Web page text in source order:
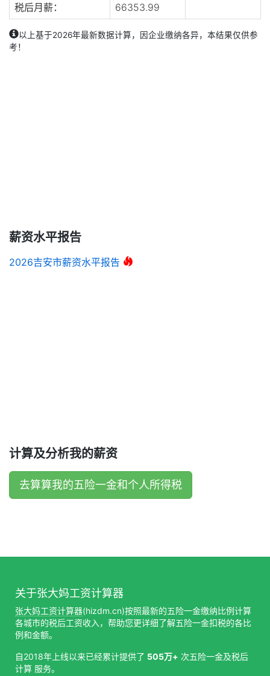
税后月薪：
66353.99
以上基于2026年最新数据计算，因企业缴纳各异，本结果仅供参
考！
薪资水平报告
2026吉安市薪资水平报告
计算及分析我的薪资
去算算我的五险一金和个人所得税
关于张大妈工资计算器
张大妈工资计算器(hizdm.cn)按照最新的五险一金缴纳比例计算
各城市的税后工资收入，帮助您更详细了解五险一金扣税的各比
例和金额。
自2018年上线以来已经累计提供了 505万+ 次五险一金及税后
计算 服务。